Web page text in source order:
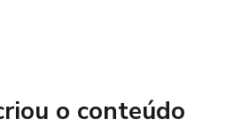
o conteúdo